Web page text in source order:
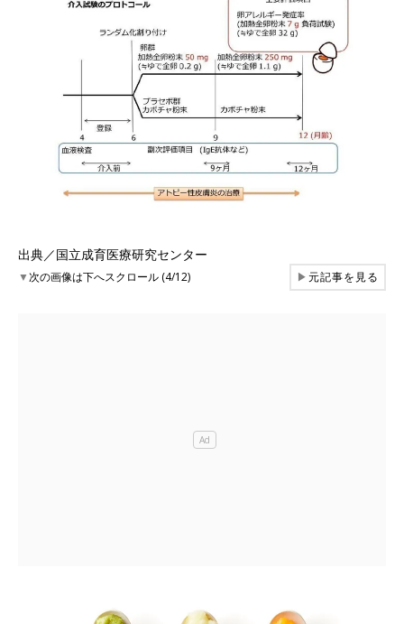
出典／国立成育医療研究センター
▼次の画像は下へスクロール (4/12) ▶元記事を見る